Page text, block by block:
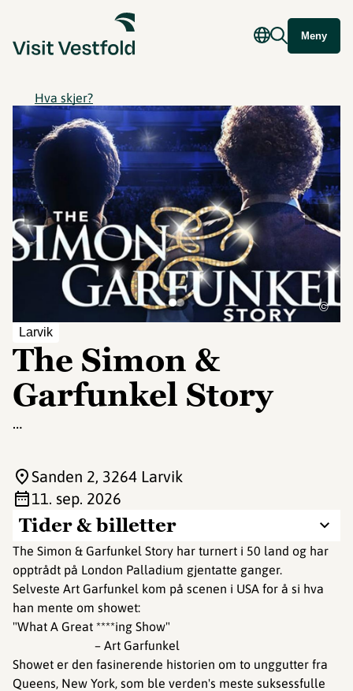
Meny
Hva skjer?
Larvik
The Simon &
Garfunkel Story
…
©
Tider & billetter
The Simon & Garfunkel Story har turnert i 50 land og har
opptrådt på London Palladium gjentatte ganger.
Selveste Art Garfunkel kom på scenen i USA for å si hva
han mente om showet:
"What A Great ****ing Show"
– Art Garfunkel
Showet er den fasinerende historien om to unggutter fra
Queens, New York, som ble verden's meste suksessfulle
Sanden 2, 3264 Larvik
11. sep. 2026